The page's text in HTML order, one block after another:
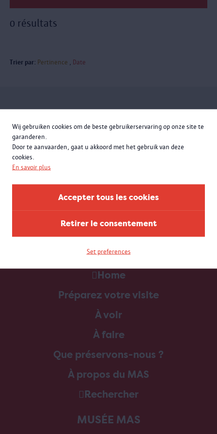
Wij gebruiken cookies om de beste gebruikerservaring op onze site te
garanderen.
Door te aanvaarden, gaat u akkoord met het gebruik van deze
cookies.
En savoir plus
Accepter tous les cookies
Retirer le consentement
Set preferences
0 résultats
Trier par: Pertinence Date
Home
Préparez votre visite
À voir
À faire
Que préservons-nous ?
À propos du MAS
Rechercher
MUSÉE MAS